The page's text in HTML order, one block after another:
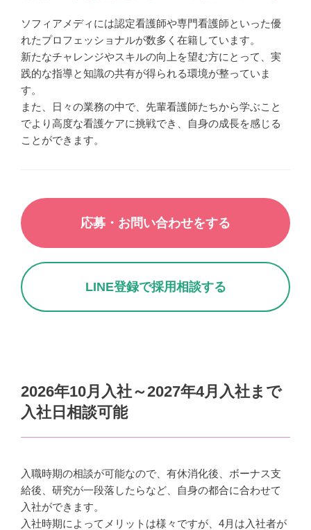
ソフィアメディには認定看護師や専門看護師といった優
れたプロフェッショナルが数多く在籍しています。
新たなチャレンジやスキルの向上を望む方にとって、実
践的な指導と知識の共有が得られる環境が整っていま
す。
また、日々の業務の中で、先輩看護師たちから学ぶこと
でより高度な看護ケアに挑戦でき、自身の成長を感じる
ことができます。
応募・お問い合わせをする
LINE登録で採用相談する
2026年10月入社～2027年4月入社まで
入社日相談可能
入職時期の相談が可能なので、 有休消化後、ボーナス支
給後、研究が一段落したらなど、自身の都合に合わせて
入社ができます。
入社時期によってメリットは様々ですが、 4月は入社者が